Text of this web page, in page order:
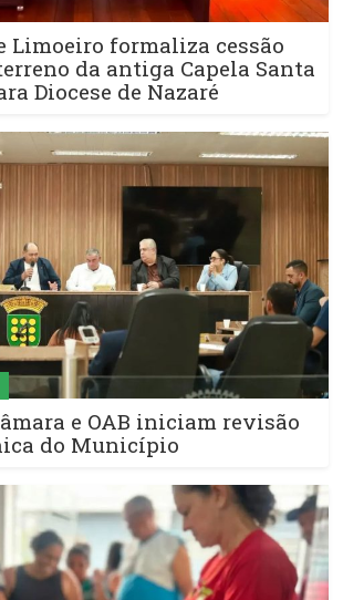
Limoeiro formaliza cessão
da antiga Capela Santa
Diocese de Nazaré
e OAB iniciam revisão
do Município